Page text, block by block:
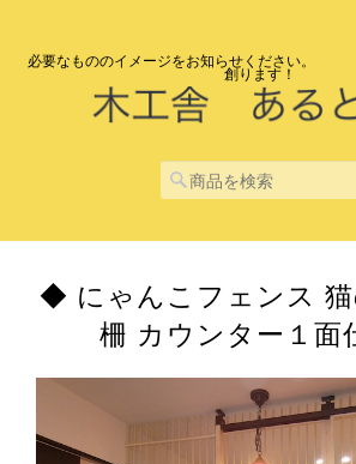
必要なもののイメージをお知らせください
創ります！
◆ にゃんこフェンス 猫
柵 カウンター１